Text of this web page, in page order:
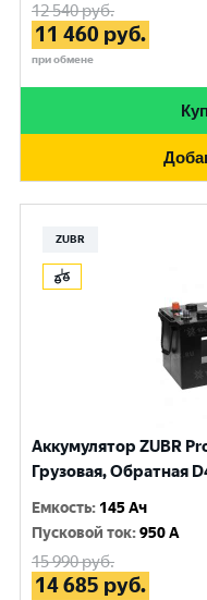
12 540руб.
11 460 руб.
при обмене
ZUBR
Аккумулятор ZUBR
Грузовая, Обратная
Емкость: 145 Ач
Пусковой ток:950 A
15 990руб.
14 685 руб.